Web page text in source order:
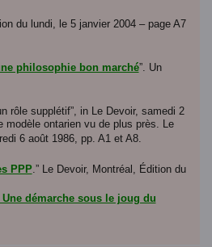
du lundi, le 5 janvier 2004 – page A7
philosophie bon marché”. Un
rôle supplétif”, in Le Devoir, samedi 2
modèle ontarien vu de plus près. Le
6 août 1986, pp. A1 et A8.
PPP.” Le Devoir, Montréal, Édition du
démarche sous le joug du